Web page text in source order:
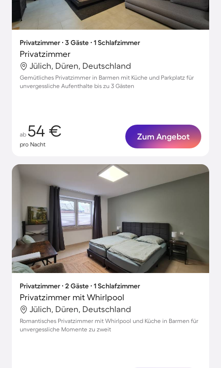
Privatzimmer ∙ 3 Gäste ∙ 1 Schlafzimmer
Privatzimmer
Jülich, Düren, Deutschland
Gemütliches Privatzimmer in Barmen mit Küche und Parkplatz für
unvergessliche Aufenthalte bis zu 3 Gästen
ab 54 €
pro Nacht
Zum Angebot
Privatzimmer ∙ 2 Gäste ∙ 1 Schlafzimmer
Privatzimmer mit Whirlpool
Jülich, Düren, Deutschland
Romantisches Privatzimmer mit Whirlpool und Küche in Barmen für
unvergessliche Momente zu zweit